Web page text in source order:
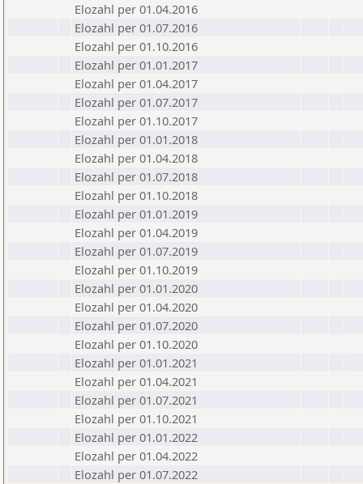
Elozahl per 01.04.2016
Elozahl per 01.07.2016
Elozahl per 01.10.2016
Elozahl per 01.01.2017
Elozahl per 01.04.2017
Elozahl per 01.07.2017
Elozahl per 01.10.2017
Elozahl per 01.01.2018
Elozahl per 01.04.2018
Elozahl per 01.07.2018
Elozahl per 01.10.2018
Elozahl per 01.01.2019
Elozahl per 01.04.2019
Elozahl per 01.07.2019
Elozahl per 01.10.2019
Elozahl per 01.01.2020
Elozahl per 01.04.2020
Elozahl per 01.07.2020
Elozahl per 01.10.2020
Elozahl per 01.01.2021
Elozahl per 01.04.2021
Elozahl per 01.07.2021
Elozahl per 01.10.2021
Elozahl per 01.01.2022
Elozahl per 01.04.2022
Elozahl per 01.07.2022